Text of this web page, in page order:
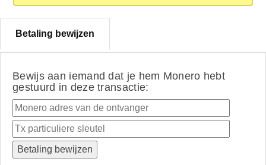
Betaling bewijzen
Bewijs aan iemand dat je hem Monero hebt
gestuurd in deze transactie: